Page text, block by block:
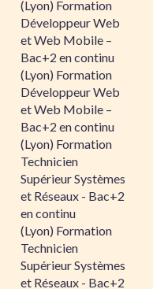
(Lyon) Formation
Développeur Web
et Web Mobile –
Bac+2 en continu
(Lyon) Formation
Développeur Web
et Web Mobile –
Bac+2 en continu
(Lyon) Formation
Technicien
Supérieur Systèmes
et Réseaux - Bac+2
en continu
(Lyon) Formation
Technicien
Supérieur Systèmes
et Réseaux - Bac+2